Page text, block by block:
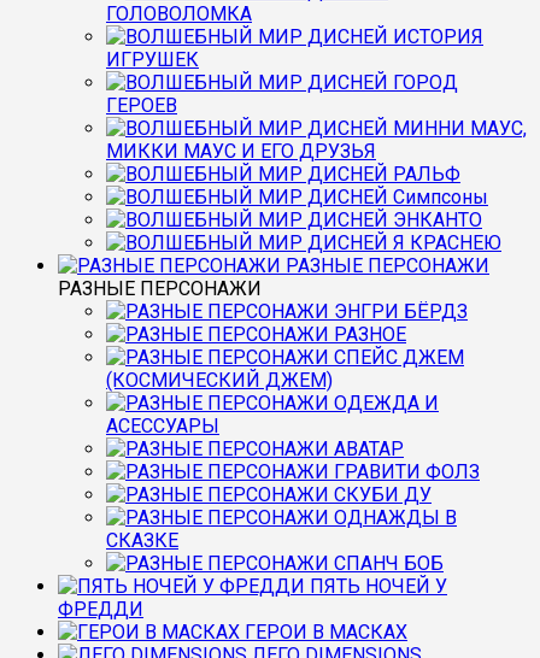
ГОЛОВОЛОМКА
ИСТОРИЯ
ИГРУШЕК
ГОРОД
ГЕРОЕВ
МИННИ МАУС,
МИККИ МАУС И ЕГО ДРУЗЬЯ
РАЛЬФ
Симпсоны
ЭНКАНТО
Я КРАСНЕЮ
РАЗНЫЕ ПЕРСОНАЖИ
РАЗНЫЕ ПЕРСОНАЖИ
ЭНГРИ БЁРДЗ
РАЗНОЕ
СПЕЙС ДЖЕМ
(КОСМИЧЕСКИЙ ДЖЕМ)
ОДЕЖДА И
АСЕССУАРЫ
АВАТАР
ГРАВИТИ ФОЛЗ
СКУБИ ДУ
ОДНАЖДЫ В
СКАЗКЕ
СПАНЧ БОБ
ПЯТЬ НОЧЕЙ У
ФРЕДДИ
ГЕРОИ В МАСКАХ